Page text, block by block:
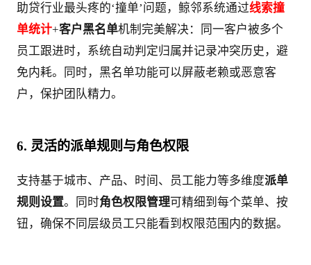
助贷行业最头疼的‘撞单’问题，鲸邻系统通过线索撞
单统计+客户黑名单机制完美解决：同一客户被多个
员工跟进时，系统自动判定归属并记录冲突历史，避
免内耗。同时，黑名单功能可以屏蔽老赖或恶意客
户，保护团队精力。
6. 灵活的派单规则与角色权限
支持基于城市、产品、时间、员工能力等多维度派单
规则设置。同时角色权限管理可精细到每个菜单、按
钮，确保不同层级员工只能看到权限范围内的数据。